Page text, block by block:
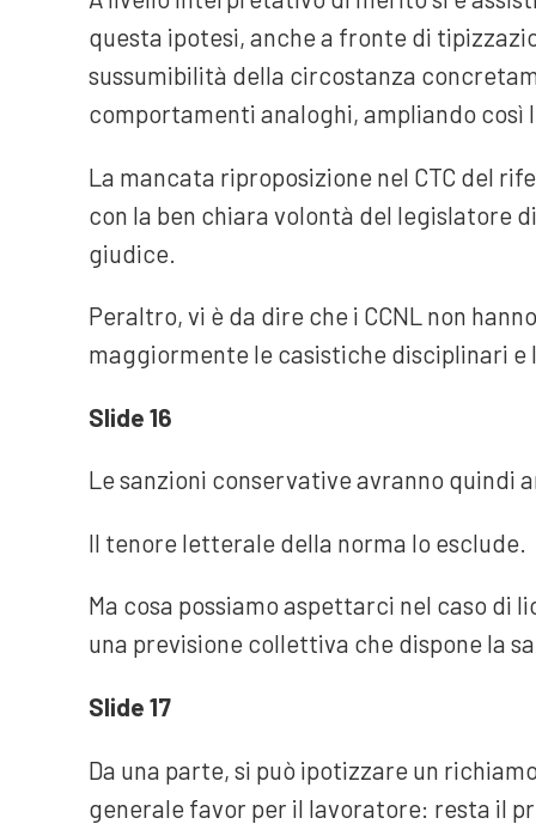
questa ipotesi, anche a fronte di
sussumibilità della circostanza
comportamenti analoghi, ampliando
La mancata riproposizione nel CTC del
con la ben chiara volontà del legislatore
giudice.
Peraltro, vi è da dire che i CCNL non
maggiormente le casistiche disciplinari e
Slide 16
Le sanzioni conservative avranno quindi
Il tenore letterale della norma lo esclude.
Ma cosa possiamo aspettarci nel caso
una previsione collettiva che dispone la
Slide 17
Da una parte, si può ipotizzare un
generale favor per il lavoratore: resta il